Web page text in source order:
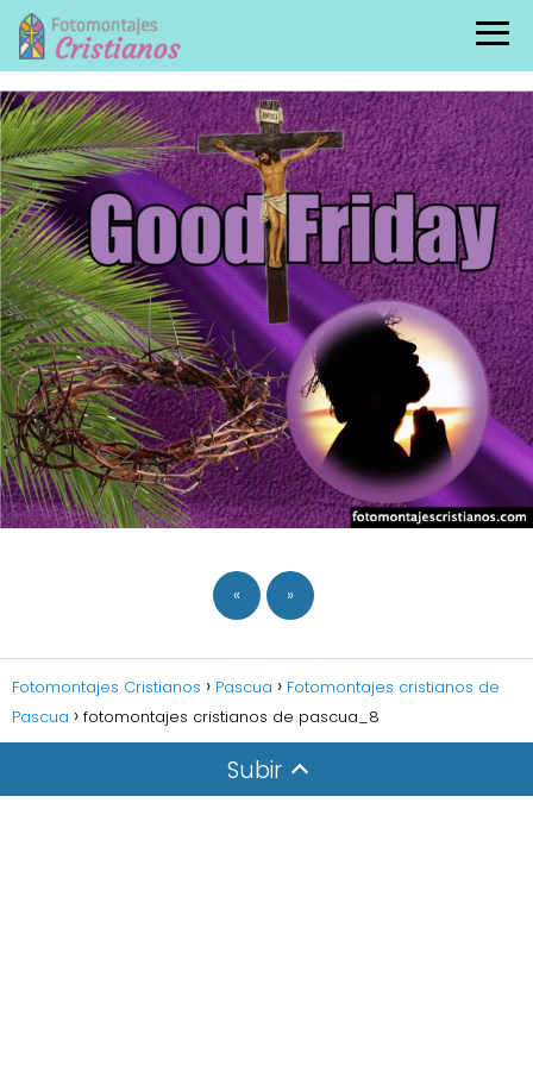
« »
Fotomontajes Cristianos Pascua
Fotomontajes cristianos de
Pascua
fotomontajes cristianos de pascua_8
Subir